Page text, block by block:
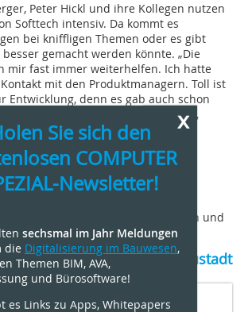
Peter Hickl und ihre Kollegen nutzen
Softtech intensiv. Da kommt es
bei kniffligen Themen oder es gibt
gemacht werden könnte. „Die
mir fast immer weiterhelfen. Ich hatte
mit den Produktmanagern. Toll ist
Entwicklung, denn es gab auch schon
nächsten Update verwirklicht sah“,
und Bautechniker bei
wissen worauf es ankommt:
angehen, kontinuierlich betreuen und
wie sie gebraucht wird.
Softtech GmbH, 67433 Neustadt
x
Sie sich den
COMPUTER
Newsletter!
sechsmal im Jahr Meldungen
die Digitalisierung im Bauwesen,
Themen BIM, AVA,
und Bürosoftware!
es Links zu Apps, Whitepapers